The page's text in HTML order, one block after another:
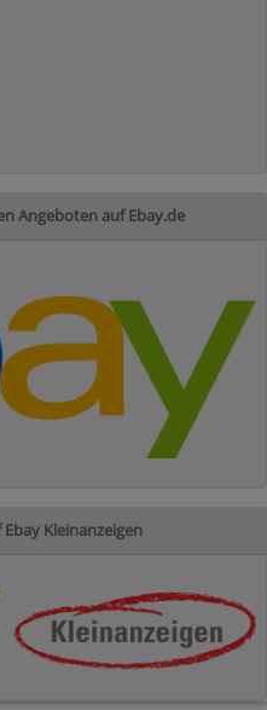
Angeboten auf Ebay.de
Kleinanzeigen